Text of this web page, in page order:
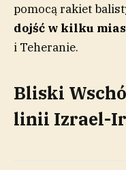
pomocą rakiet
dojść w kilku
i Teheranie.
Bliski
linii Izrael-